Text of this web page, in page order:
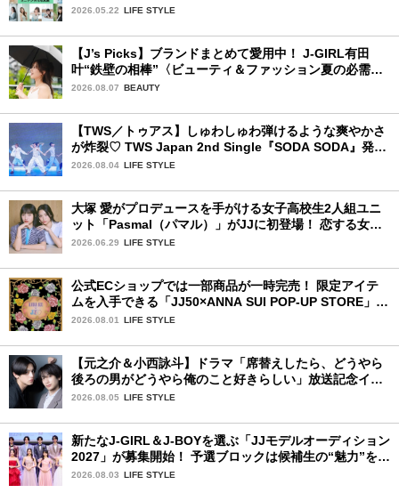
ファイナリストの個性あふれる18冊
2026.05.22 LIFE STYLE
【J’s Picks】ブランドまとめて愛用中！ J-GIRL有田
叶“鉄壁の相棒”〈ビューティ＆ファッション夏の必需
品〉
2026.08.07 BEAUTY
【TWS／トゥアス】しゅわしゅわ弾けるような爽やかさ
が炸裂♡ TWS Japan 2nd Single『SODA SODA』発売
記念SPECIAL SHOWCASEを詳細レポ
2026.08.04 LIFE STYLE
大塚 愛がプロデュースを手がける女子高校生2人組ユニ
ット「Pasmal（パマル）」がJJに初登場！ 恋する女の
コのキュンキュンする感情を歌った最新曲「BULL」を
2026.06.29 LIFE STYLE
公式ECショップでは一部商品が一時完売！ 限定アイテ
ムを入手できる「JJ50×ANNA SUI POP-UP STORE」が
広島で開催決定
2026.08.01 LIFE STYLE
【元之介＆小西詠斗】ドラマ「席替えしたら、どうやら
後ろの男がどうやら俺のこと好きらしい」放送記念イン
タビュー♡ 「自然と詠斗くんが可愛く見えたんです」
2026.08.05 LIFE STYLE
新たなJ-GIRL＆J-BOYを選ぶ「JJモデルオーディション
2027」が募集開始！ 予選ブロックは候補生の“魅力”を重
視した「新システム」に変わります
2026.08.03 LIFE STYLE